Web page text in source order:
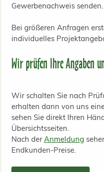
Gewerbenachweis senden.
Bei größeren Anfragen
individuelles
Wir prüfen Ihre Angaben
Wir schalten Sie nach
erhalten dann von uns
sehen Sie direkt Ihren
Übersichtsseiten.
Nach derAnmeldung
Endkunden-Preise.